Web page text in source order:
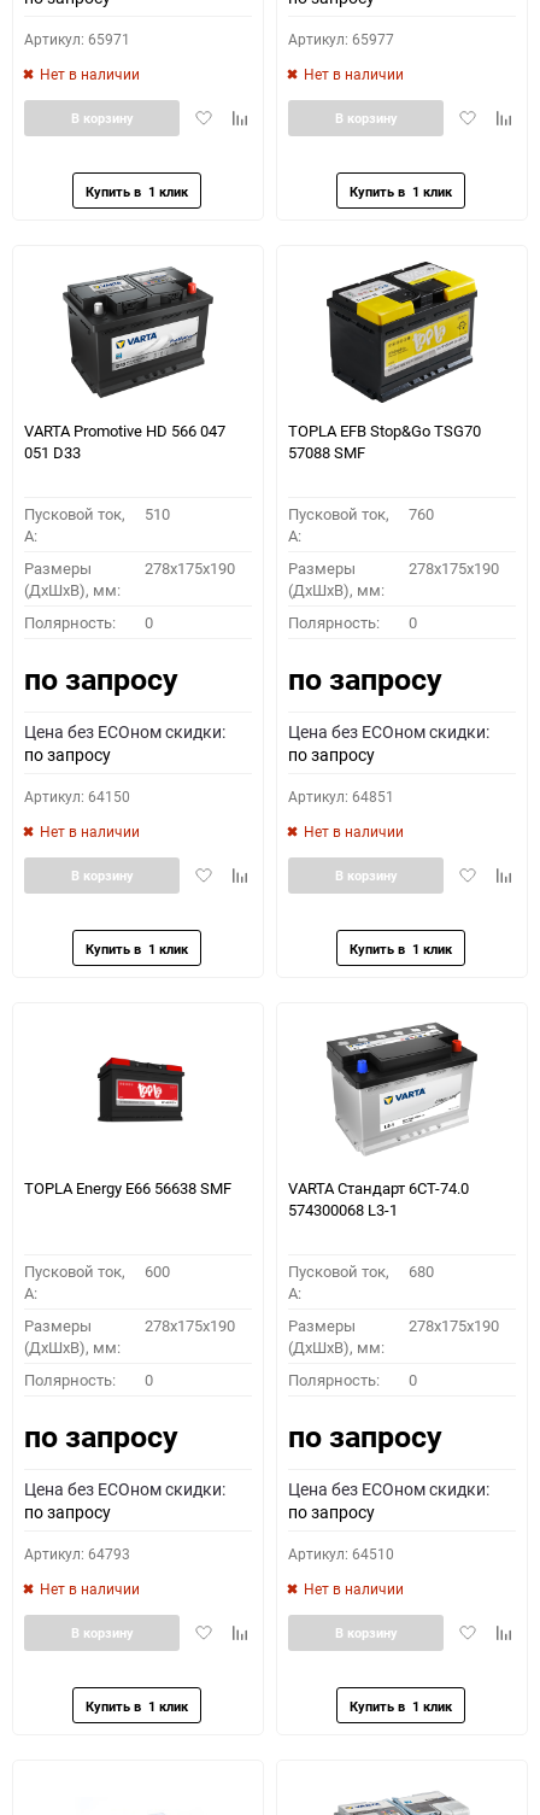
Артикул: 65971
Нет в наличии
ДобавитьДобавить
В корзину
Артикул: 65977
Нет в наличии
Добавить
В корзину
VARTA Promotive HD 566 047
051 D33
Пусковой ток,
A:
510
Размеры
(ДхШхВ), мм:
278x175x190
Полярность: 0
по запросу
Цена без ECOном скидки:
по запросу
Артикул: 64150
Нет в наличии
ДобавитьДобавить
В корзину
TOPLA EFB Stop&Go TSG70
57088 SMF
Пусковой ток,
A:
760
Размеры
(ДхШхВ), мм:
278x175x190
Полярность: 0
по запросу
Цена без ECOном скидки:
по запросу
Артикул: 64851
Нет в наличии
Добавить
В корзину
TOPLA Energy E66 56638 SMF
Пусковой ток,
A:
600
Размеры
(ДхШхВ), мм:
278x175x190
Полярность: 0
по запросу
Цена без ECOном скидки:
по запросу
Артикул: 64793
Нет в наличии
ДобавитьДобавить
В корзину
VARTA Стандарт 6СТ-74.0
574300068 L3-1
Пусковой ток,
A:
680
Размеры
(ДхШхВ), мм:
278x175x190
Полярность: 0
по запросу
Цена без ECOном скидки:
по запросу
Артикул: 64510
Нет в наличии
Добавить
В корзину